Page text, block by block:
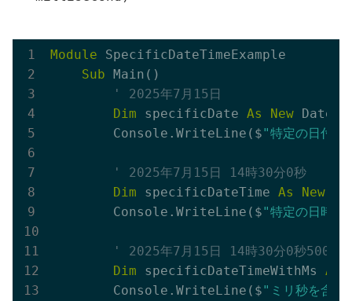
Module SpecificDateTimeExample
Sub Main()
' 2025年7月15日
Dim specificDate As New
        Console.WriteLine($
"特定の日
' 2025年7月15日 14時30分0秒
Dim specificDateTime As New
        Console.WriteLine($
"特定の日
' 2025年7月15日 14時30分0秒500ミ
Dim specificDateTimeWithMs As
        Console.WriteLine($
"ミリ秒を含